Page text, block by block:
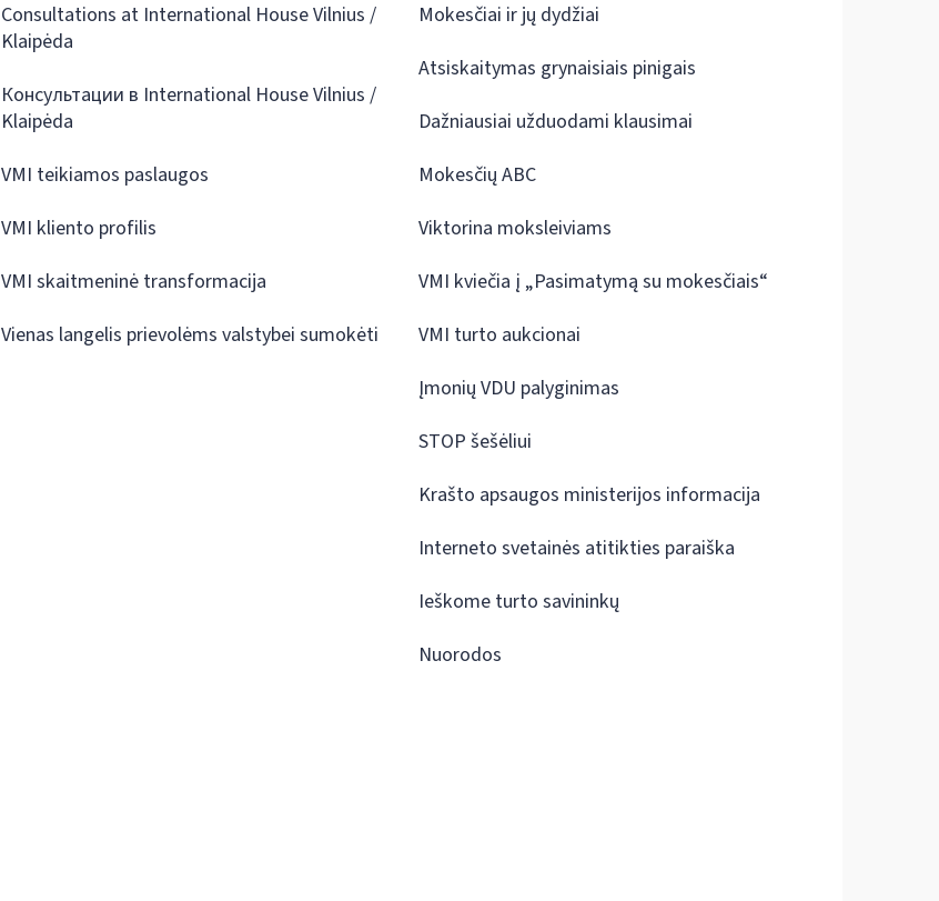
Consultations at International House Vilnius /
Klaipėda
Консультации в International House Vilnius /
Klaipėda
VMI teikiamos paslaugos
VMI kliento profilis
VMI skaitmeninė transformacija
Vienas langelis prievolėms valstybei sumokėti
Mokesčiai ir jų dydžiai
Atsiskaitymas grynaisiais pinigais
Dažniausiai užduodami klausimai
Mokesčių ABC
Viktorina moksleiviams
VMI kviečia į „Pasimatymą su mokesčiais“
VMI turto aukcionai
Įmonių VDU palyginimas
STOP šešėliui
Krašto apsaugos ministerijos informacija
Interneto svetainės atitikties paraiška
Ieškome turto savininkų
Nuorodos